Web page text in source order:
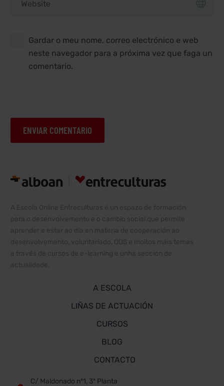
Gardar o meu nome, correo electrónico e web
neste navegador para a próxima vez que faga un
comentario.
ENVIAR COMENTARIO
A Escola Online Entreculturas é un espazo de formación
para o desenvolvemento e o cambio social que permite
aprender e estar ao día en materia de cooperación ao
desenvolvemento, voluntariado, ODS e moitos máis temas
a través de cursos de e-learning e unha sección de
actualidade.
A ESCOLA
LIÑAS DE ACTUACIÓN
CURSOS
BLOG
CONTACTO
C/ Maldonado nº1, 3ª Planta